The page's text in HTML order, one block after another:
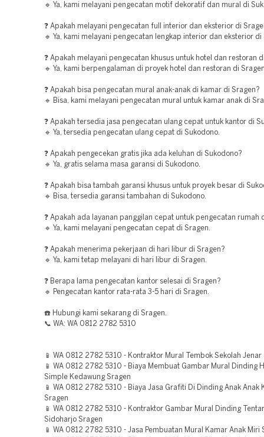
🔹 Ya, kami melayani pengecatan motif dekoratif dan mural di
❓ Apakah melayani pengecatan full interior dan eksterior di
🔹 Ya, kami melayani pengecatan lengkap interior dan eksterior di
❓ Apakah melayani pengecatan khusus untuk hotel dan restoran
🔹 Ya, kami berpengalaman di proyek hotel dan restoran di
❓ Apakah bisa pengecatan mural anak-anak di kamar di Sragen?
🔹 Bisa, kami melayani pengecatan mural untuk kamar anak di
❓ Apakah tersedia jasa pengecatan ulang cepat untuk kantor di
🔹 Ya, tersedia pengecatan ulang cepat di Sukodono.
❓ Apakah pengecekan gratis jika ada keluhan di Sukodono?
🔹 Ya, gratis selama masa garansi di Sukodono.
❓ Apakah bisa tambah garansi khusus untuk proyek besar di
🔹 Bisa, tersedia garansi tambahan di Sukodono.
❓ Apakah ada layanan panggilan cepat untuk pengecatan rumah
🔹 Ya, kami melayani pengecatan cepat di Sragen.
❓ Apakah menerima pekerjaan di hari libur di Sragen?
🔹 Ya, kami tetap melayani di hari libur di Sragen.
❓ Berapa lama pengecatan kantor selesai di Sragen?
🔹 Pengecatan kantor rata-rata 3-5 hari di Sragen.
☎️ Hubungi kami sekarang di Sragen.
📞 WA: WA 0812 2782 5310
📱 WA 0812 2782 5310 - Kontraktor Mural Tembok Sekolah Jenar
📱 WA 0812 2782 5310 - Biaya Membuat Gambar Mural Dinding
Simple Kedawung Sragen
📱 WA 0812 2782 5310 - Biaya Jasa Grafiti Di Dinding Anak Anak
Sragen
📱 WA 0812 2782 5310 - Kontraktor Gambar Mural Dinding
Sidoharjo Sragen
📱 WA 0812 2782 5310 - Jasa Pembuatan Mural Kamar Anak Miri